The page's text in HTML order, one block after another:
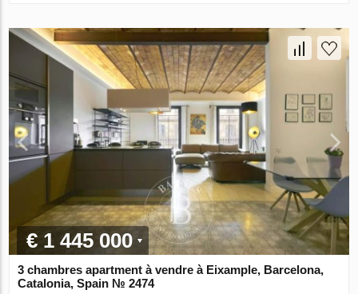
€ 1 445 000
3 chambres apartment à vendre à Eixample, Barcelona,
Catalonia, Spain № 2474